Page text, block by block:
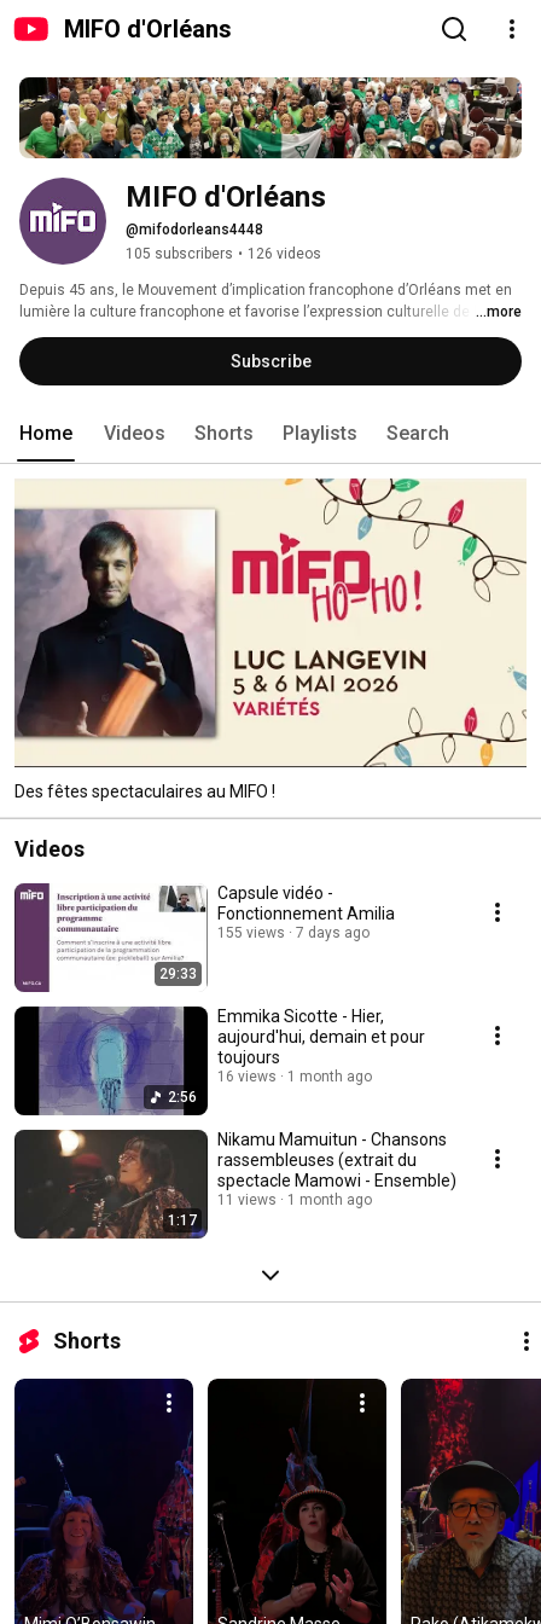
MIFO d'Orléans
MIFO d'Orléans
@mifodorleans4448
105 subscribers • 126 videos
Depuis 45 ans, le Mouvement d’implication francophone d’Orléans met en
lumière la culture francophone et favorise l’expression culturelle de la
communauté d’Orléans. Le MIFO est un centre pluridisciplinaire qui offre
des programmes et des services variés en français dans les domaines
artistiques, culturels et communautaires.
...more
Subscribe
Home Videos Shorts Playlists Search
Des fêtes spectaculaires au MIFO !
Videos
29:33
Capsule vidéo -
Fonctionnement Amilia
155 views 7 days ago
2:56
Emmika Sicotte - Hier,
aujourd'hui, demain et pour
toujours
16 views 1 month ago
1:17
Nikamu Mamuitun - Chansons
rassembleuses (extrait du
spectacle Mamowi - Ensemble)
11 views 1 month ago
Shorts